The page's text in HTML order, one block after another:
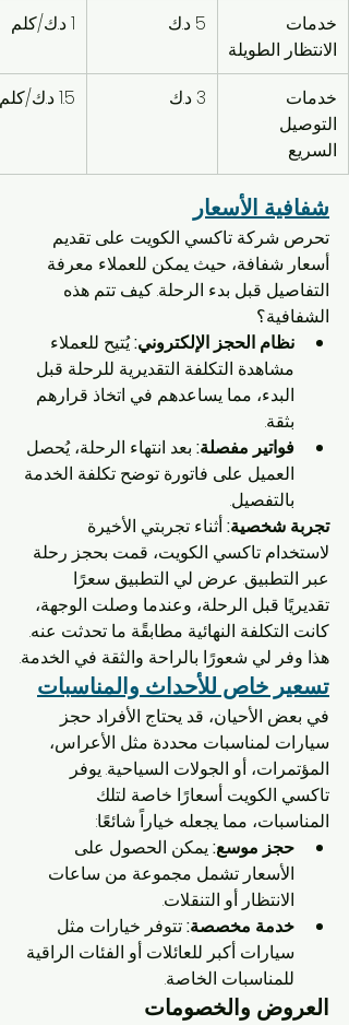
خدمات
الانتظار الطويلة
5 د.ك 1 د.ك/كلم
خدمات
التوصيل
السريع
3 د.ك 1.5 د.ك/كلم
شفافية الأسعار
تحرص شركة تاكسي الكويت على تقديم
أسعار شفافة، حيث يمكن للعملاء معرفة
التفاصيل قبل بدء الرحلة. كيف تتم هذه
الشفافية؟
نظام الحجز الإلكتروني: يُتيح للعملاء
مشاهدة التكلفة التقديرية للرحلة قبل
البدء، مما يساعدهم في اتخاذ قرارهم
بثقة.
فواتير مفصلة: بعد انتهاء الرحلة، يُحصل
العميل على فاتورة توضح تكلفة الخدمة
بالتفصيل.
تجربة شخصية: أثناء تجربتي الأخيرة
لاستخدام تاكسي الكويت، قمت بحجز رحلة
عبر التطبيق. عرض لي التطبيق سعرًا
تقديريًا قبل الرحلة، وعندما وصلت الوجهة،
كانت التكلفة النهائية مطابقًة ما تحدثت عنه.
هذا وفر لي شعورًا بالراحة والثقة في الخدمة.
تسعير خاص للأحداث والمناسبات
في بعض الأحيان، قد يحتاج الأفراد حجز
سيارات لمناسبات محددة مثل الأعراس،
المؤتمرات، أو الجولات السياحية. يوفر
تاكسي الكويت أسعارًا خاصة لتلك
المناسبات، مما يجعله خياراً شائعًا:
حجز موسع: يمكن الحصول على
الأسعار تشمل مجموعة من ساعات
الانتظار أو التنقلات.
خدمة مخصصة: تتوفر خيارات مثل
سيارات أكبر للعائلات أو الفئات الراقية
للمناسبات الخاصة.
العروض والخصومات